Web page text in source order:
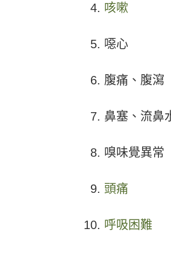
咳嗽
噁心
腹痛、腹瀉
鼻塞、流鼻
嗅味覺異常
頭痛
呼吸困難